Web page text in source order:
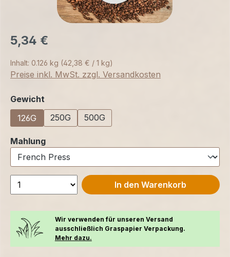
5,34 €
Inhalt: 0.126 kg (42,38 € / 1 kg)
Preise inkl. MwSt. zzgl. Versandkosten
Gewicht
126G
250G 500G
Mahlungauswählen
In den Warenkorb
Wir verwenden für unseren Versand
ausschließlich Graspapier Verpackung.
Mehr dazu.